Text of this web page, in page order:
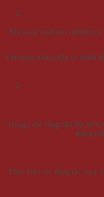
Bút quay mod pen spinning
Với trọng lượng 40g và chiều
Trong cuộc sống bận rộn hiện
thẳng
Thực hiện các động tác xoay